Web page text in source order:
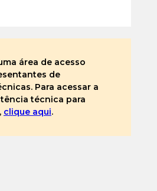
área de acesso
de
Para acessar a
técnica para
clique aqui.